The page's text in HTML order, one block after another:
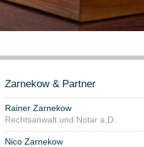
Zarnekow & Partner
Rainer Zarnekow
Rechtsanwalt und Notar a.D.
Nico Zarnekow